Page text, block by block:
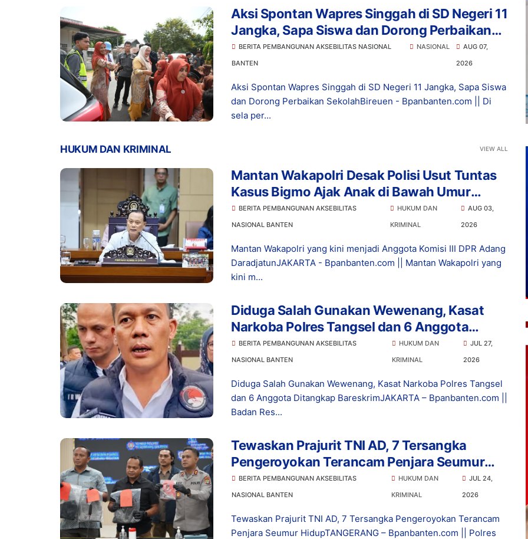
Aksi Spontan Wapres Singgah di SD Negeri 11
Jangka, Sapa Siswa dan Dorong Perbaikan
Sekolah
BERITA PEMBANGUNAN AKSEBILITAS NASIONAL
BANTEN
NASIONAL
AUG 07,
2026
Aksi Spontan Wapres Singgah di SD Negeri 11 Jangka, Sapa Siswa
dan Dorong Perbaikan SekolahBireuen - Bpanbanten.com || Di
sela per...
HUKUM DAN KRIMINAL VIEW ALL
Mantan Wakapolri Desak Polisi Usut Tuntas
Kasus Bigmo Ajak Anak di Bawah Umur
Promosikan Vape
BERITA PEMBANGUNAN AKSEBILITAS
NASIONAL BANTEN
HUKUM DAN
KRIMINAL
AUG 03,
2026
Mantan Wakapolri yang kini menjadi Anggota Komisi III DPR Adang
DaradjatunJAKARTA - Bpanbanten.com || Mantan Wakapolri yang
kini m...
Diduga Salah Gunakan Wewenang, Kasat
Narkoba Polres Tangsel dan 6 Anggota
Ditangkap Bareskrim
BERITA PEMBANGUNAN AKSEBILITAS
NASIONAL BANTEN
HUKUM DAN
KRIMINAL
JUL 27,
2026
Diduga Salah Gunakan Wewenang, Kasat Narkoba Polres Tangsel
dan 6 Anggota Ditangkap BareskrimJAKARTA – Bpanbanten.com ||
Badan Res...
Tewaskan Prajurit TNI AD, 7 Tersangka
Pengeroyokan Terancam Penjara Seumur
Hidup
BERITA PEMBANGUNAN AKSEBILITAS
NASIONAL BANTEN
HUKUM DAN
KRIMINAL
JUL 24,
2026
Tewaskan Prajurit TNI AD, 7 Tersangka Pengeroyokan Terancam
Penjara Seumur HidupTANGERANG – Bpanbanten.com || Polres